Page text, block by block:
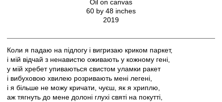
Oil on canvas
60 by 48 inches
2019
Коли я падаю на підлогу і вигризаю криком паркет,
і мій відчай з ненавистю оживають у кожному гені,
у мій хребет упиваються свистом уламки ракет
і вибуховою хвилею розривають мені легені,
і я більше не можу кричати, чуєш, як я хриплю,
аж тягнуть до мене долоні глухі святі на покутті,